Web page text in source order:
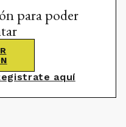
para poder
aquí